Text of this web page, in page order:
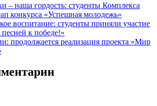
– наша гордость: студенты Комплекса
конкурса «Успешная молодежь»
воспитание: студенты приняли участие
к победе!»
продолжается реализация проекта «Мир